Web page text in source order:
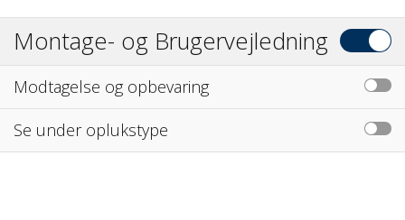
Montage- og Brugervejledning
Modtagelse og opbevaring
Se under oplukstype